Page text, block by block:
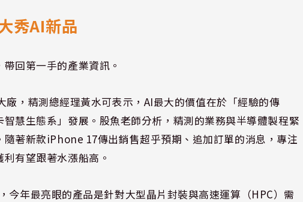
秀AI新品
回第一手的產業資訊。
廠，精測總經理黃水可表示，AI最大的價值在於「經驗的傳
慧生態系」發展。股魚老師分析，精測的業務與半導體製程緊
著新款iPhone 17傳出銷售超乎預期、追加訂單的消息，專注
有望跟著水漲船高。
今年最亮眼的產品是針對大型晶片封裝與高速運算（HPC）需